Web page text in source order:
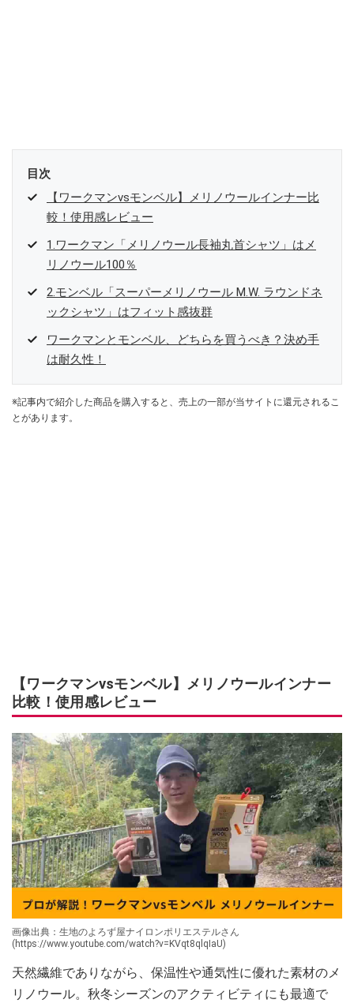
目次
【ワークマンvsモンベル】メリノウールインナー比
較！使用感レビュー
1.ワークマン「メリノウール長袖丸首シャツ」はメ
リノウール100％
2.モンベル「スーパーメリノウール M.W. ラウンドネ
ックシャツ」はフィット感抜群
ワークマンとモンベル、どちらを買うべき？決め手
は耐久性！
※記事内で紹介した商品を購入すると、売上の一部が当サイトに還元されるこ
とがあります。
【ワークマンvsモンベル】メリノウールインナー
比較！使用感レビュー
画像出典：生地のよろず屋ナイロンポリエステルさん
(https://www.youtube.com/watch?v=KVqt8qlqIaU)
天然繊維でありながら、保温性や通気性に優れた素材のメ
リノウール。秋冬シーズンのアクティビティにも最適で